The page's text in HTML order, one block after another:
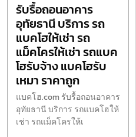
รับรื้อถอนอาคาร
อุทัยธานี บริการ รถ
แบคโฮให้เช่า รถ
แม็คโครให้เช่า รถแบค
โฮรับจ้าง แบคโฮรับ
เหมา ราคาถูก
แบคโฮ.com รับรื้อถอนอาคาร
อุทัยธานี บริการ รถแบคโฮให้
เช่า รถแม็คโครให้เ